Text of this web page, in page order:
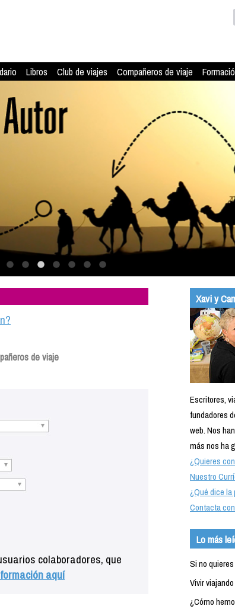
Libros Club de viajes Compañeros de viaje
de viaje
colaboradores, que
aquí
Xavi y
Escritores,
fundadores
web. Nos
más nos ha
¿Quieres
Nuestro
¿Qué dice la
Contacta
Lo más
Si no
Vivir viajando
¿Cómo